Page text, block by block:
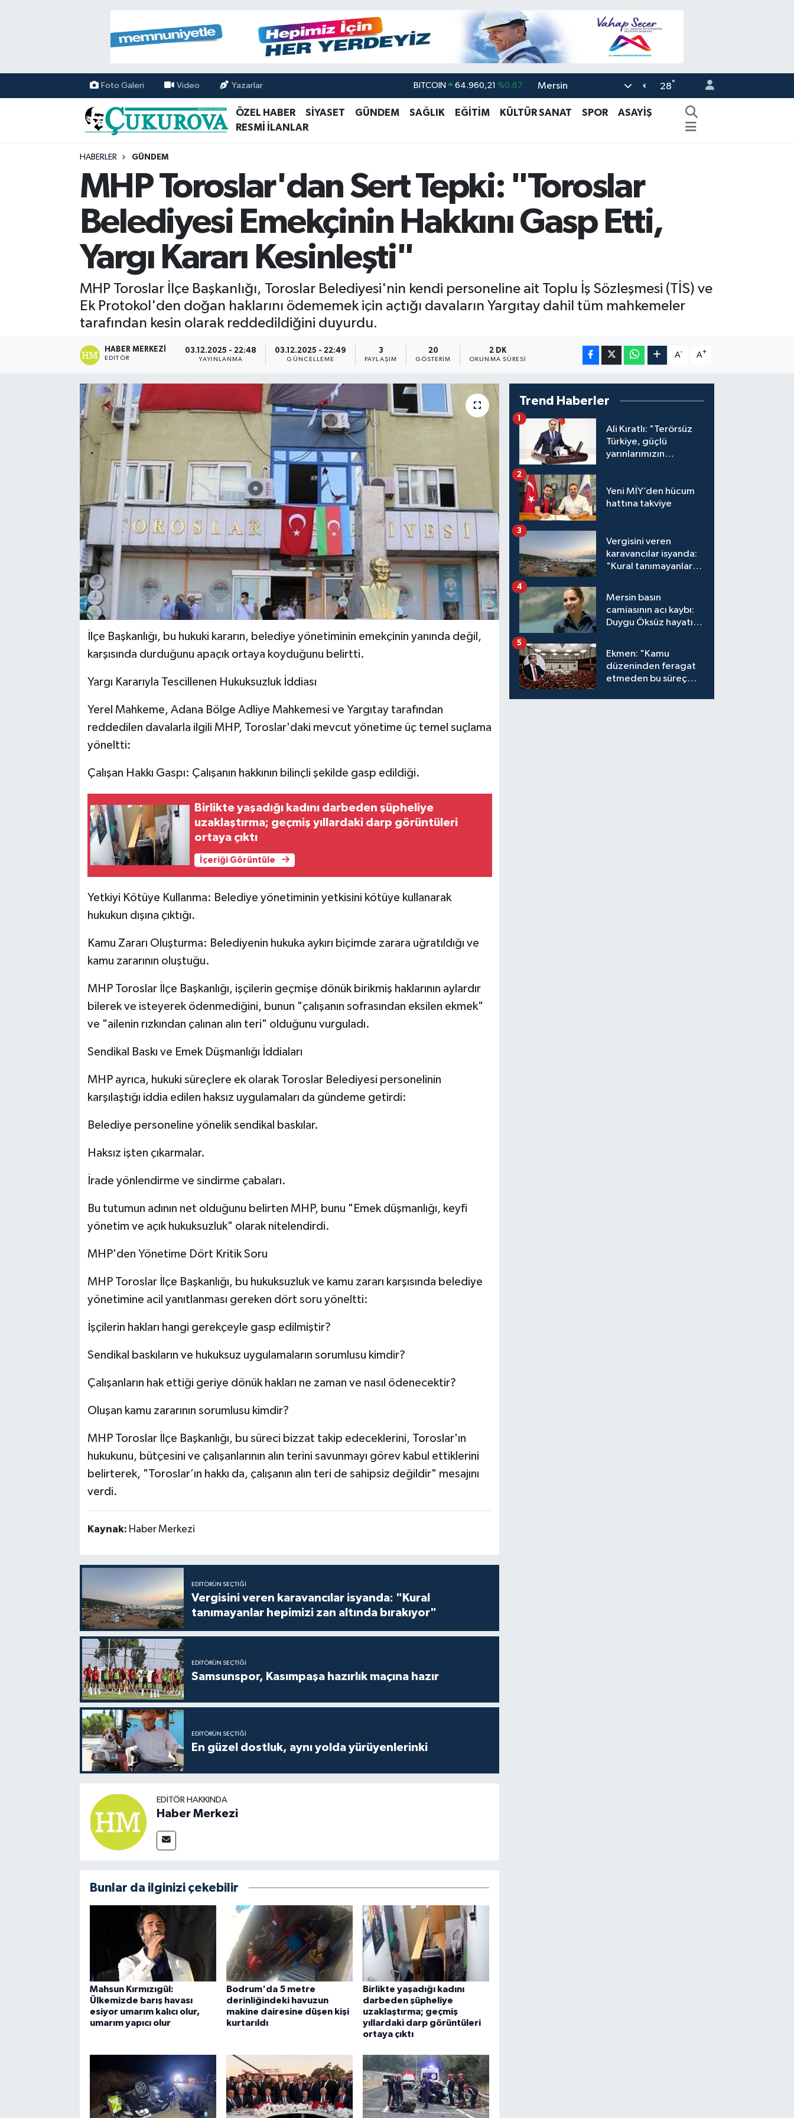
Foto Galeri Video Yazarlar DOLAR 47,7436 %0.18
EURO 55,2510 %0.32
13.773
BITCOIN 64.960,21 %0.87
Mersin 28°
ÖZEL HABER SİYASET GÜNDEM SAĞLIK EĞİTİM KÜLTÜR SANAT SPOR
ASAYİŞ
RESMİ İLANLAR
HABERLER GÜNDEM
MHP Toroslar'dan Sert Tepki: "Toroslar
Belediyesi Emekçinin Hakkını Gasp Etti,
Yargı Kararı Kesinleşti"
MHP Toroslar İlçe Başkanlığı, Toroslar Belediyesi'nin kendi personeline ait Toplu İş Sözleşmesi (TİS) ve
Ek Protokol'den doğan haklarını ödememek için açtığı davaların Yargıtay dahil tüm mahkemeler
tarafından kesin olarak reddedildiğini duyurdu.
HABER MERKEZI
EDITÖR
03.12.2025 - 22:48
YAYINLANMA
03.12.2025 - 22:49
GÜNCELLEME
3
PAYLAŞIM
20
GÖSTERIM
2 DK
OKUNMA SÜRESI
A- A+
İlçe Başkanlığı, bu hukuki kararın, belediye yönetiminin emekçinin yanında değil,
karşısında durduğunu apaçık ortaya koyduğunu belirtti.
Yargı Kararıyla Tescillenen Hukuksuzluk İddiası
Yerel Mahkeme, Adana Bölge Adliye Mahkemesi ve Yargıtay tarafından
reddedilen davalarla ilgili MHP, Toroslar'daki mevcut yönetime üç temel suçlama
yöneltti:
Çalışan Hakkı Gaspı: Çalışanın hakkının bilinçli şekilde gasp edildiği.
Birlikte yaşadığı kadını darbeden şüpheliye
uzaklaştırma; geçmiş yıllardaki darp görüntüleri
ortaya çıktı
İçeriği Görüntüle
Yetkiyi Kötüye Kullanma: Belediye yönetiminin yetkisini kötüye kullanarak
hukukun dışına çıktığı.
Kamu Zararı Oluşturma: Belediyenin hukuka aykırı biçimde zarara uğratıldığı ve
kamu zararının oluştuğu.
MHP Toroslar İlçe Başkanlığı, işçilerin geçmişe dönük birikmiş haklarının aylardır
bilerek ve isteyerek ödenmediğini, bunun "çalışanın sofrasından eksilen ekmek"
ve "ailenin rızkından çalınan alın teri" olduğunu vurguladı.
Sendikal Baskı ve Emek Düşmanlığı İddiaları
MHP ayrıca, hukuki süreçlere ek olarak Toroslar Belediyesi personelinin
karşılaştığı iddia edilen haksız uygulamaları da gündeme getirdi:
Belediye personeline yönelik sendikal baskılar.
Haksız işten çıkarmalar.
İrade yönlendirme ve sindirme çabaları.
Bu tutumun adının net olduğunu belirten MHP, bunu "Emek düşmanlığı, keyfi
yönetim ve açık hukuksuzluk" olarak nitelendirdi.
MHP'den Yönetime Dört Kritik Soru
MHP Toroslar İlçe Başkanlığı, bu hukuksuzluk ve kamu zararı karşısında belediye
yönetimine acil yanıtlanması gereken dört soru yöneltti:
İşçilerin hakları hangi gerekçeyle gasp edilmiştir?
Sendikal baskıların ve hukuksuz uygulamaların sorumlusu kimdir?
Çalışanların hak ettiği geriye dönük hakları ne zaman ve nasıl ödenecektir?
Oluşan kamu zararının sorumlusu kimdir?
MHP Toroslar İlçe Başkanlığı, bu süreci bizzat takip edeceklerini, Toroslar'ın
hukukunu, bütçesini ve çalışanlarının alın terini savunmayı görev kabul ettiklerini
belirterek, "Toroslar’ın hakkı da, çalışanın alın teri de sahipsiz değildir" mesajını
verdi.
Kaynak: Haber Merkezi
EDITÖRÜN SEÇTIĞI
Vergisini veren karavancılar isyanda: "Kural
tanımayanlar hepimizi zan altında bırakıyor"
EDITÖRÜN SEÇTIĞI
Samsunspor, Kasımpaşa hazırlık maçına hazır
EDITÖRÜN SEÇTIĞI
En güzel dostluk, aynı yolda yürüyenlerinki
EDITÖR HAKKINDA
Haber Merkezi
Bunlar da ilginizi çekebilir
Mahsun Kırmızıgül:
Ülkemizde barış havası
esiyor umarım kalıcı olur,
umarım yapıcı olur
Bodrum'da 5 metre
derinliğindeki havuzun
makine dairesine düşen kişi
kurtarıldı
Birlikte yaşadığı kadını
darbeden şüpheliye
uzaklaştırma; geçmiş
yıllardaki darp görüntüleri
ortaya çıktı
Trend Haberler
Ali Kıratlı: "Terörsüz
Türkiye, güçlü
yarınlarımızın
1
Yeni MİY’den hücum
hattına takviye
2
Vergisini veren
karavancılar isyanda:
"Kural tanımayanlar
3
Mersin basın
camiasının acı kaybı:
Duygu Öksüz hayatını
4
Ekmen: "Kamu
düzeninden feragat
etmeden bu süreç
5
Mersin Nöbetçi Eczaneler
Mersin Hava Durumu
Mersin Namaz Vakitleri
Mersin Trafik Yoğunluk Haritası
Tüm Manşetler
Son Dakika Haberleri
Haber Arşivi